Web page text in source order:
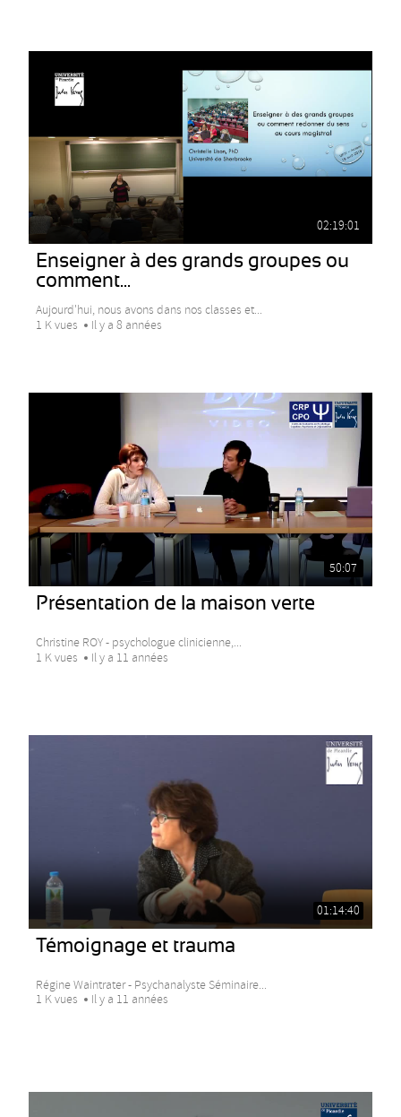
02:19:01
Enseigner à des grands groupes ou
comment...
Aujourd'hui, nous avons dans nos classes et...
1 K vues
Il y a 8 années
50:07
Présentation de la maison verte
Christine ROY - psychologue clinicienne,...
1 K vues
Il y a 11 années
01:14:40
Témoignage et trauma
Régine Waintrater - Psychanalyste Séminaire...
1 K vues
Il y a 11 années